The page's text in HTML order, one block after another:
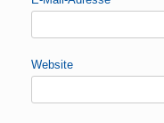
Website